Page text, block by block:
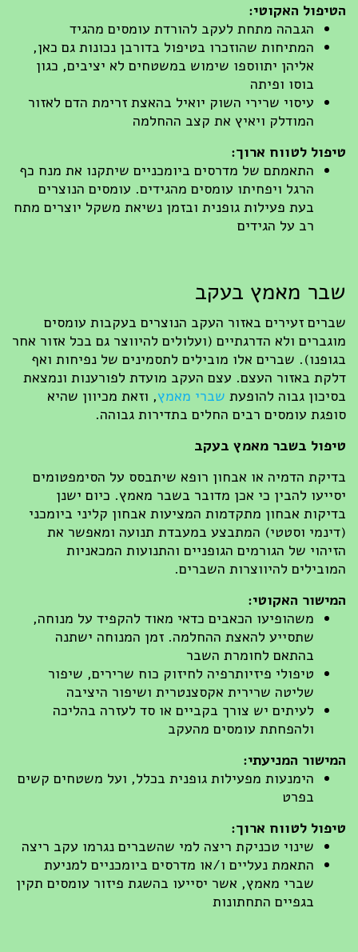
האקוטי:
הגבהה מתחת לעקב להורדת עומסים מהגיד
המתיחות שהוזכרו בטיפול בדורבן נכונות גם כאן,
אליהן יתווספו שימוש במשטחים לא יציבים, כגון
בוסו ופיתה
עיסוי שרירי השוק יואיל בהאצת זרימת הדם לאזור
המודלק ויאיץ את קצב ההחלמה
לטווח ארוך:
התאמתם של מדרסים ביומכניים שיתקנו את מנח כף
הרגל ויפחיתו עומסים מהגידים. עומסים הנוצרים
בעת פעילות גופנית ובזמן נשיאת משקל יוצרים מתח
רב על הגידים
מאמץ בעקב
זעירים באזור העקב הנוצרים בעקבות עומסים
ולא הדרגתיים (ועלולים להיווצר גם בכל אזור אחר
שברים אלו מובילים לתסמינים של נפיחות ואף
באזור העצם. עצם העקב מועדת לפורענות ונמצאת
גבוה להופעתשברי מאמץ, וזאת מכיוון שהיא
עומסים רבים החלים בתדירות גבוהה.
בשבר מאמץ בעקב
הדמיה או אבחון רופא שיתבסס על הסימפטומים
להבין כי אכן מדובר בשבר מאמץ. כיום ישנן
אבחון מתקדמות המציעות אבחון קליני ביומכני
וסטטי) המתבצע במעבדת תנועה ומאפשר את
של הגורמים הגופניים והתנועות המכאניות
להיווצרות השברים.
האקוטי:
משהופיעו הכאבים כדאי מאוד להקפיד על מנוחה,
שתסייע להאצת ההחלמה. זמן המנוחה ישתנה
בהתאם לחומרת השבר
טיפולי פיזיותרפיה לחיזוק כוח שרירים, שיפור
שליטה שרירית אקסצנטרית ושיפור היציבה
לעיתים יש צורך בקביים או סד לעזרה בהליכה
ולהפחתת עומסים מהעקב
המניעתי:
הימנעות מפעילות גופנית בכלל, ועל משטחים קשים
בפרט
לטווח ארוך:
שינוי טכניקת ריצה למי שהשברים נגרמו עקב ריצה
התאמת נעליים ו/או מדרסים ביומכניים למניעת
שברי מאמץ, אשר יסייעו בהשגת פיזור עומסים תקין
בגפיים התחתונות